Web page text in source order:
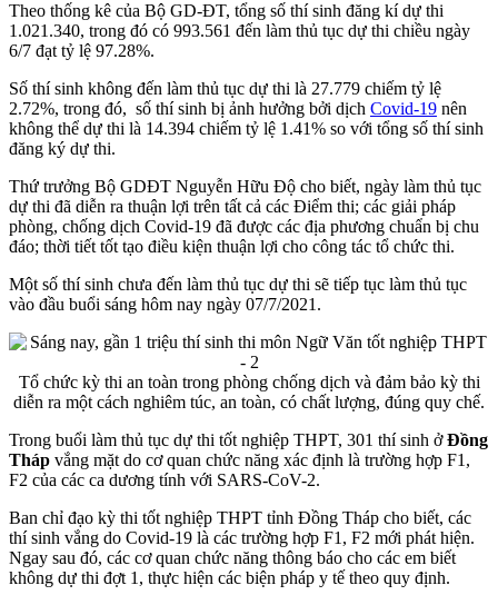
Theo thống kê của Bộ GD-ĐT, tổng số thí sinh đăng kí dự thi
1.021.340, trong đó có 993.561 đến làm thủ tục dự thi chiều ngày
6/7 đạt tỷ lệ 97.28%.
Số thí sinh không đến làm thủ tục dự thi là 27.779 chiếm tỷ lệ
2.72%, trong đó, số thí sinh bị ảnh hưởng bởi dịch Covid-19 nên
không thể dự thi là 14.394 chiếm tỷ lệ 1.41% so với tổng số thí sinh
đăng ký dự thi.
Thứ trưởng Bộ GDĐT Nguyễn Hữu Độ cho biết, ngày làm thủ tục
dự thi đã diễn ra thuận lợi trên tất cả các Điểm thi; các giải pháp
phòng, chống dịch Covid-19 đã được các địa phương chuẩn bị chu
đáo; thời tiết tốt tạo điều kiện thuận lợi cho công tác tổ chức thi.
Một số thí sinh chưa đến làm thủ tục dự thi sẽ tiếp tục làm thủ tục
vào đầu buổi sáng hôm nay ngày 07/7/2021.
Tổ chức kỳ thi an toàn trong phòng chống dịch và đảm bảo kỳ thi
diễn ra một cách nghiêm túc, an toàn, có chất lượng, đúng quy chế.
Trong buổi làm thủ tục dự thi tốt nghiệp THPT, 301 thí sinh ởĐồng
Tháp vắng mặt do cơ quan chức năng xác định là trường hợp F1,
F2 của các ca dương tính với SARS-CoV-2.
Ban chỉ đạo kỳ thi tốt nghiệp THPT tỉnh Đồng Tháp cho biết, các
thí sinh vắng do Covid-19 là các trường hợp F1, F2 mới phát hiện.
Ngay sau đó, các cơ quan chức năng thông báo cho các em biết
không dự thi đợt 1, thực hiện các biện pháp y tế theo quy định.